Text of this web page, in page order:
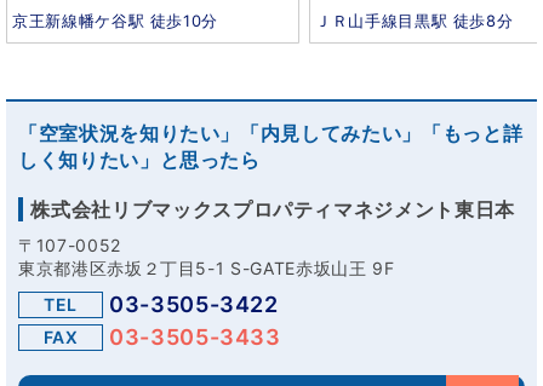
京王新線幡ケ谷駅 徒歩10分
ＪＲ山手線目黒駅 徒歩8分
「空室状況を知りたい」「内見してみたい」「もっと詳
しく知りたい」と思ったら
株式会社リブマックスプロパティマネジメント東日本
〒107-0052
東京都港区赤坂２丁目5-1 S-GATE赤坂山王 9F
TEL
03-3505-3422
FAX 03-3505-3433